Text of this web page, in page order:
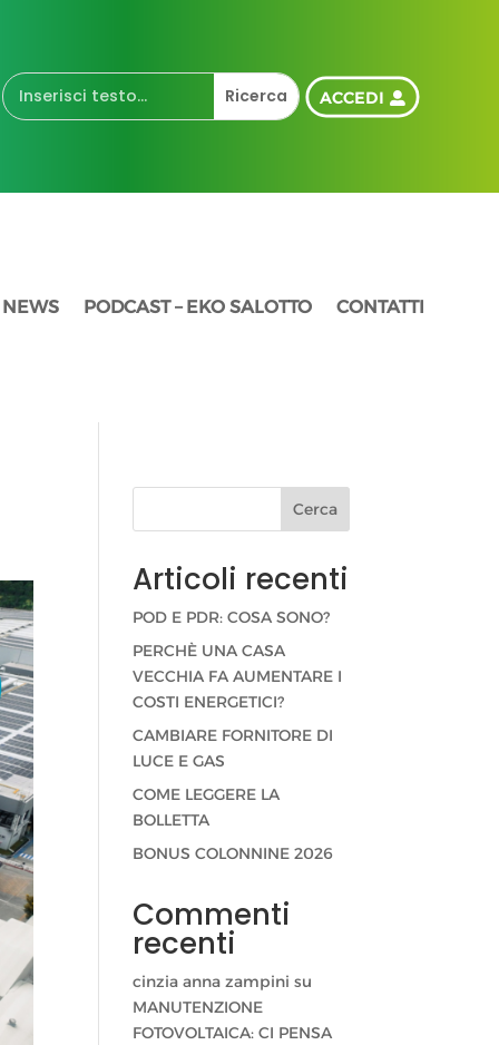
ACCEDI
NEWS PODCAST – EKO SALOTTO CONTATTI
Cerca
Articoli recenti
POD E PDR: COSA SONO?
PERCHÈ UNA CASA
VECCHIA FA AUMENTARE I
COSTI ENERGETICI?
CAMBIARE FORNITORE DI
LUCE E GAS
COME LEGGERE LA
BOLLETTA
BONUS COLONNINE 2026
Commenti
recenti
cinzia anna zampini su
MANUTENZIONE
FOTOVOLTAICA: CI PENSA